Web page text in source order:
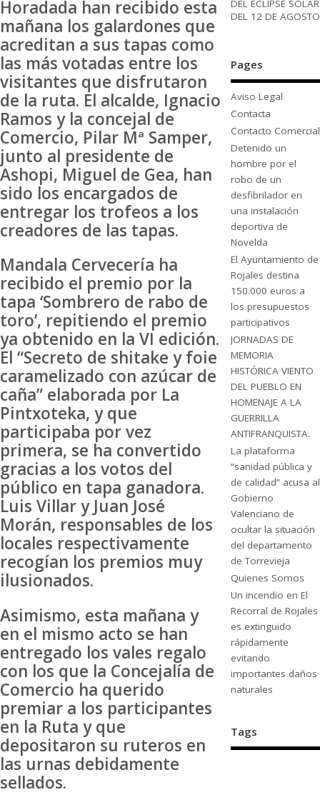
Horadada han recibido esta
mañana los galardones que
acreditan a sus tapas como
las más votadas entre los
visitantes que disfrutaron
de la ruta. El alcalde, Ignacio
Ramos y la concejal de
Comercio, Pilar Mª Samper,
junto al presidente de
Ashopi, Miguel de Gea, han
sido los encargados de
entregar los trofeos a los
creadores de las tapas.
Mandala Cervecería ha
recibido el premio por la
tapa ‘Sombrero de rabo de
toro’, repitiendo el premio
ya obtenido en la VI edición.
El “Secreto de shitake y foie
caramelizado con azúcar de
caña” elaborada por La
Pintxoteka, y que
participaba por vez
primera, se ha convertido
gracias a los votos del
público en tapa ganadora.
Luis Villar y Juan José
Morán, responsables de los
locales respectivamente
recogían los premios muy
ilusionados.
Asimismo, esta mañana y
en el mismo acto se han
entregado los vales regalo
con los que la Concejalía de
Comercio ha querido
premiar a los participantes
en la Ruta y que
depositaron su ruteros en
las urnas debidamente
sellados.
DEL ECLIPSE SOLAR
DEL 12 DE AGOSTO
Pages
Aviso Legal
Contacta
Contacto Comercial
Detenido un
hombre por el
robo de un
desfibrilador en
una instalación
deportiva de
Novelda
El Ayuntamiento de
Rojales destina
150.000 euros a
los presupuestos
participativos
JORNADAS DE
MEMORIA
HISTÓRICA VIENTO
DEL PUEBLO EN
HOMENAJE A LA
GUERRILLA
ANTIFRANQUISTA.
La plataforma
“sanidad pública y
de calidad” acusa al
Gobierno
Valenciano de
ocultar la situación
del departamento
de Torrevieja
Quienes Somos
Un incendio en El
Recorral de Rojales
es extinguido
rápidamente
evitando
importantes daños
naturales
Tags